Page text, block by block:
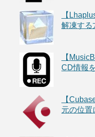
【
解凍する
【
CD情報
【
元の位置